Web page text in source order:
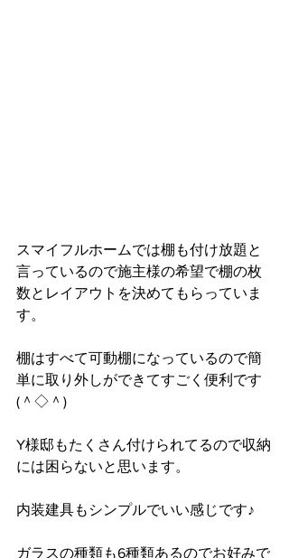
スマイフルホームでは棚も付け放題と
言っているので施主様の希望で棚の枚
数とレイアウトを決めてもらっていま
す。
棚はすべて可動棚になっているので簡
単に取り外しができてすごく便利です
(＾◇＾)
Y様邸もたくさん付けられてるので収納
には困らないと思います。
内装建具もシンプルでいい感じです♪
ガラスの種類も6種類あるのでお好みで